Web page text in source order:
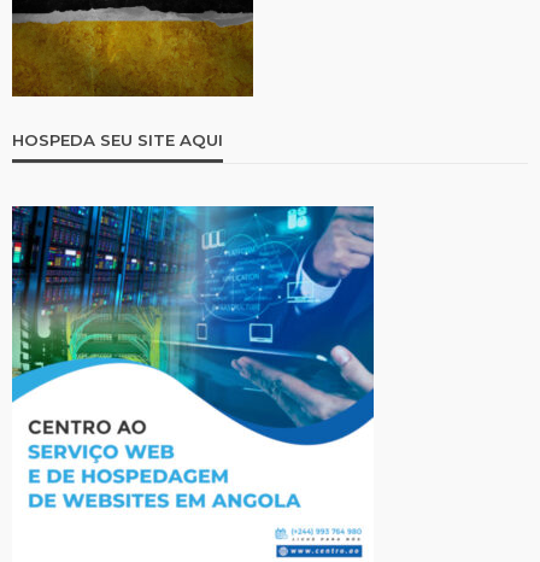
HOSPEDA SEU SITE AQUI